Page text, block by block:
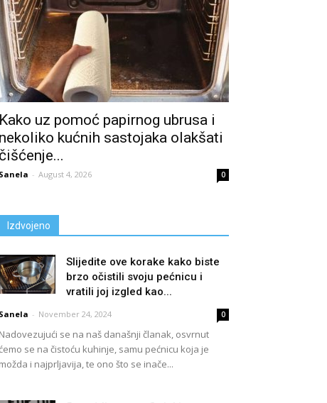
Kako uz pomoć papirnog ubrusa i
nekoliko kućnih sastojaka olakšati
čišćenje...
Sanela - August 4, 2026 0
Izdvojeno
Slijedite ove korake kako biste
brzo očistili svoju pećnicu i
vratili joj izgled kao...
Sanela - November 24, 2024 0
Nadovezujući se na naš današnji članak, osvrnut
se na čistoću kuhinje, samu pećnicu koja je
možda i najprljavija, te ono što se inače...